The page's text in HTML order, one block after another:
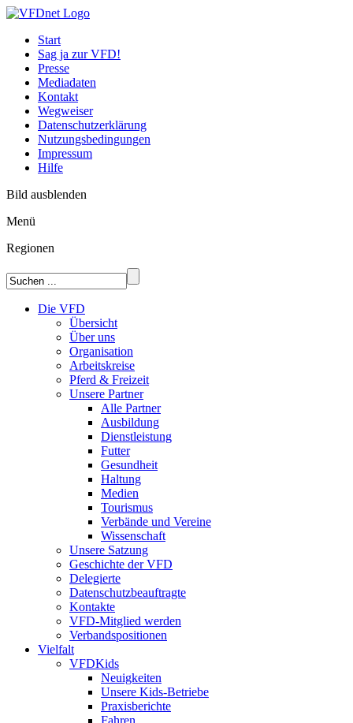
Start
Sag ja zur VFD!
Presse
Mediadaten
Kontakt
Wegweiser
Datenschutzerklärung
Nutzungsbedingungen
Impressum
Hilfe
Bild ausblenden
Menü
Regionen
Die VFD
Übersicht
Über uns
Organisation
Arbeitskreise
Pferd & Freizeit
Unsere Partner
Alle Partner
Ausbildung
Dienstleistung
Futter
Gesundheit
Haltung
Medien
Tourismus
Verbände und Vereine
Wissenschaft
Unsere Satzung
Geschichte der VFD
Delegierte
Datenschutzbeauftragte
Kontakte
VFD-Mitglied werden
Verbandspositionen
Vielfalt
VFDKids
Neuigkeiten
Unsere Kids-Betriebe
Praxisberichte
Fahren